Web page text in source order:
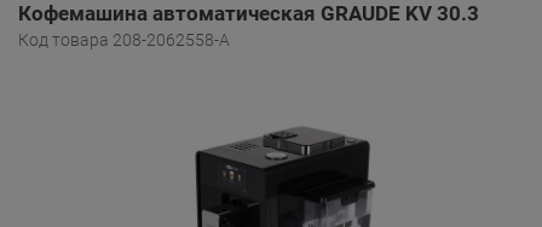
Кофемашина автоматическая GRAUDE KV 30.3
Код товара 208-2062558-A